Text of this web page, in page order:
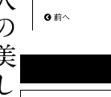
前へ